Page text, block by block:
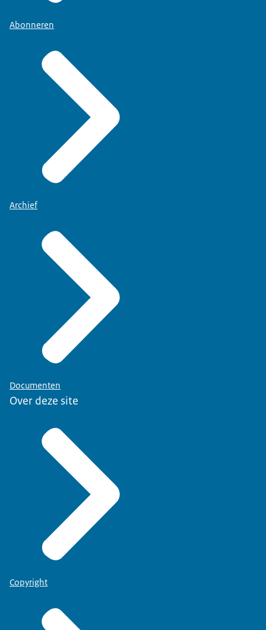
Abonneren
Archief
Documenten
Over deze site
Copyright